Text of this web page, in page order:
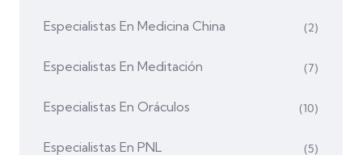
Especialistas En Medicina China (2)
Especialistas En Meditación (7)
Especialistas En Oráculos (10)
Especialistas En PNL (5)